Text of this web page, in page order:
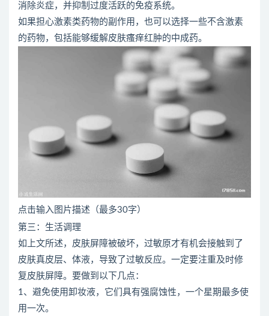
消除炎症，并抑制过度活跃的免疫系统。
如果担心激素类药物的副作用，也可以选择一些不含激素
的药物，包括能够缓解皮肤瘙痒红肿的中成药。
点击输入图片描述（最多30字）
第三：生活调理
如上文所述，皮肤屏障被破坏，过敏原才有机会接触到了
皮肤真皮层、体液，导致了过敏反应。一定要注重及时修
复皮肤屏障。要做到以下几点：
1、避免使用卸妆液，它们具有强腐蚀性，一个星期最多使
用一次。